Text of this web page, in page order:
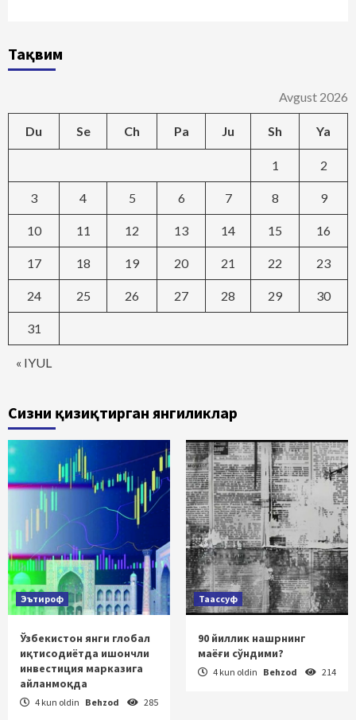
Тақвим
Avgust 2026
Du Se Ch Pa Ju Sh Ya
« IYUL
1 2
3 4 5 6 7 8 9
10 11 12 13 14 15 16
17 18 19 20 21 22 23
24 25 26 27 28 29 30
31
Сизни қизиқтирган янгиликлар
Эътироф
Ўзбекистон янги глобал
иқтисодиётда ишончли
инвестиция марказига
айланмоқда
4 kun oldin Behzod 285
Таассуф
90 йиллик нашрнинг
маёғи сўндими?
4 kun oldin Behzod 214